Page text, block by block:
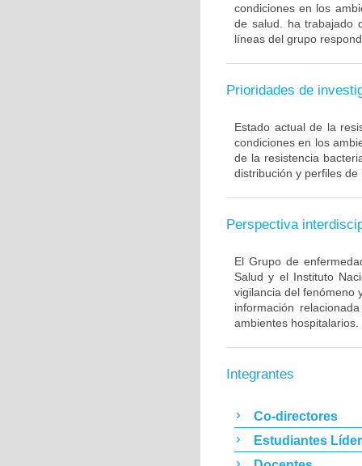
condiciones en los
de salud. ha trabajado
líneas del grupo
Prioridades de
Estado actual de la
condiciones en los
de la resistencia
distribución y perfiles de
Perspectiva
El Grupo de
Salud y el Instituto
vigilancia del fenómeno
información
ambientes hospitalarios.
Integrantes
Co-directores
Estudiantes